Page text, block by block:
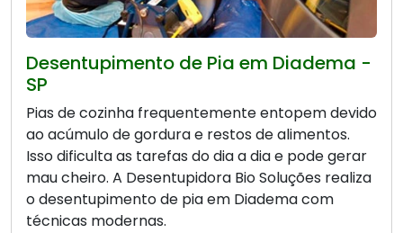
Desentupimento de Pia em Diadema -
SP
Pias de cozinha frequentemente entopem devido
ao acúmulo de gordura e restos de alimentos.
Isso dificulta as tarefas do dia a dia e pode gerar
mau cheiro. A Desentupidora Bio Soluções realiza
o desentupimento de pia em Diadema com
técnicas modernas.